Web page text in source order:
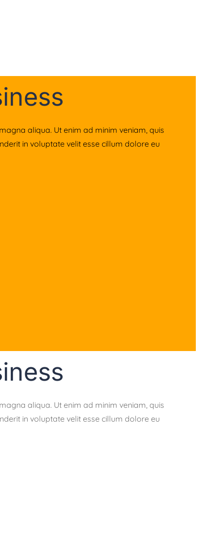
aliqua. Ut enim ad minim veniam, quis
in voluptate velit esse cillum dolore eu
aliqua. Ut enim ad minim veniam, quis
in voluptate velit esse cillum dolore eu